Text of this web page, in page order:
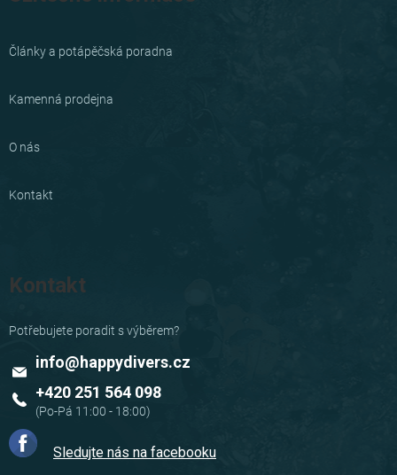
Články a potápěčská poradna
Kamenná prodejna
O nás
Kontakt
Kontakt
info@happydivers.cz
+420 251 564 098
Sledujte nás na facebooku